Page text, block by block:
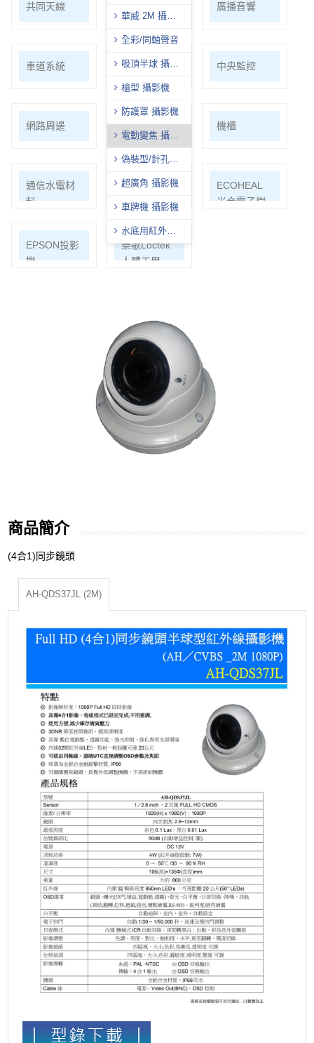
華威 2M 攝影
全彩/同軸聲音
吸頂半球 攝影
槍型 攝影機
防護罩 攝影機
電動變焦 攝影
機
偽裝型/針孔型
超廣角 攝影機
車牌機 攝影機
水底用紅外線
攝影機
共同天線 廣播音響
車道系統
大哥大強波
器
中央監控
網路周邊
影音/切換/分
配/轉換
機櫃
通信水電材
料
Honeywell
ECOHEAL
光合電子樹
EPSON投影
機
樂歌Loctek
人體工學
商品簡介
(4合1)同步鏡頭
AH-QDS37JL (2M)